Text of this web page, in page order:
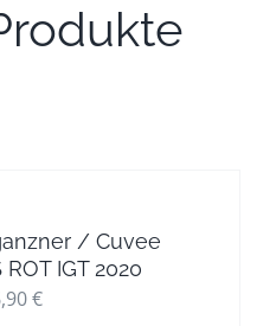
/ Cuvee
ROT IGT 2020
€